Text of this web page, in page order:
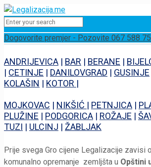
Dogovorite premjer - Pozovite 067 588
ANDRIJEVICA | BAR | BERANE |
| CETINJE | DANILOVGRAD | GUSINJE
KOLAŠIN | KOTOR |
MOJKOVAC | NIKŠIĆ | PETNJICA |
PLUŽINE | PODGORICA | ROŽAJE |
TUZI | ULCINJ | ŽABLJAK
Prije svega Gro cijene Legalizacije zavisi
komunalno opremanje zemljšta u Opštini